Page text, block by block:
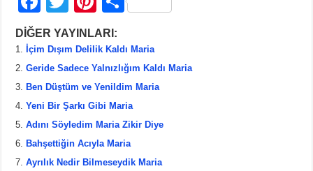
a
c
e
b
o
o
k
wi
tt
er
nt
er
e
st
ar
e
DİĞER YAYINLARI:
İçim Dışım Delilik Kaldı Maria
Geride Sadece Yalnızlığım Kaldı Maria
Ben Düştüm ve Yenildim Maria
Yeni Bir Şarkı Gibi Maria
Adını Söyledim Maria Zikir Diye
Bahşettiğin Acıyla Maria
Ayrılık Nedir Bilmeseydik Maria